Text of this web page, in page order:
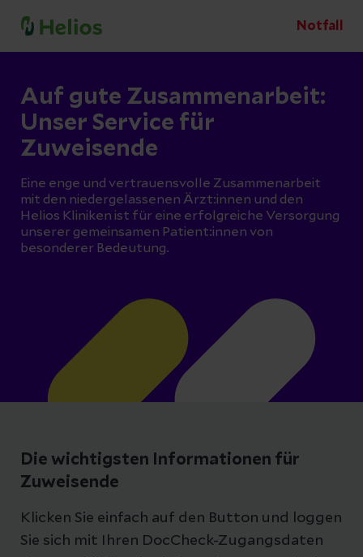
Notfall
Auf gute Zusammenarbeit:
Unser Service für
Zuweisende
Eine enge und vertrauensvolle Zusammenarbeit
mit den niedergelassenen Ärzt:innen und den
Helios Kliniken ist für eine erfolgreiche Versorgung
unserer gemeinsamen Patient:innen von
besonderer Bedeutung.
Die wichtigsten Informationen für
Zuweisende
Klicken Sie einfach auf den Button und loggen
Sie sich mit Ihren DocCheck-Zugangsdaten